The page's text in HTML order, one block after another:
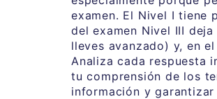
examen. El Nivel I tiene
del examen Nivel III
lleves avanzado) y, en
Analiza cada respuesta
tu comprensión de los
información y